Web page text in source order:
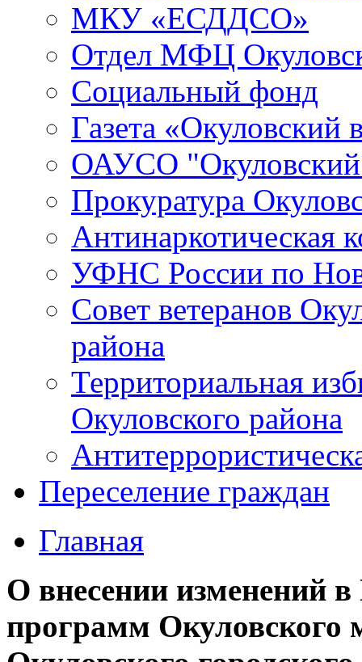
МКУ «ЕСДДСО»
Отдел МФЦ
Социальный фонд
Газета «Окуловский
ОАУСО
Прокуратура
Антинаркотическая
УФНС России по
Совет ветеранов
района
Территориальная
Окуловского района
Переселение граждан
Главная
О внесении изменений
программ Окуловского